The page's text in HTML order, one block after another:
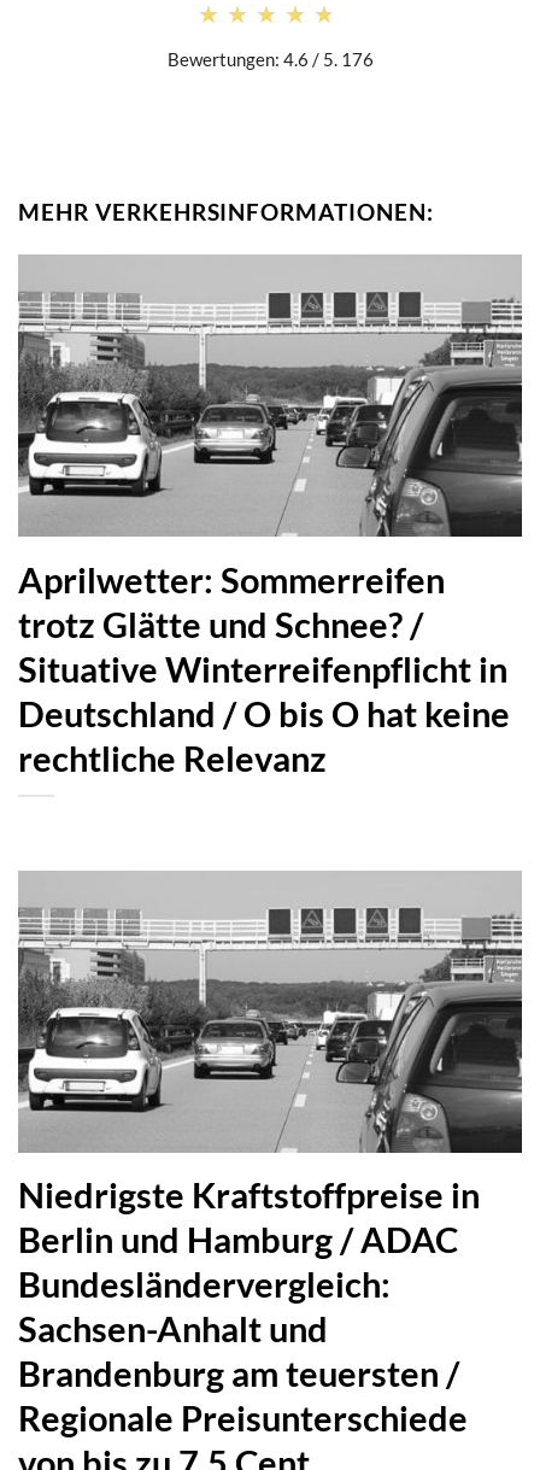
★★★★★
★★★★★
Bewertungen: 4.6 / 5. 176
MEHR VERKEHRSINFORMATIONEN:
Aprilwetter: Sommerreifen
trotz Glätte und Schnee? /
Situative Winterreifenpflicht in
Deutschland / O bis O hat keine
rechtliche Relevanz
Niedrigste Kraftstoffpreise in
Berlin und Hamburg / ADAC
Bundesländervergleich:
Sachsen-Anhalt und
Brandenburg am teuersten /
Regionale Preisunterschiede